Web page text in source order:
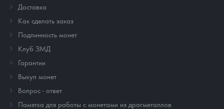
Доставка
Как сделать заказ
Подлинность монет
Клуб ЗМД
Гарантии
Выкуп монет
Вопрос - ответ
Памятка для работы с монетами из драгметаллов